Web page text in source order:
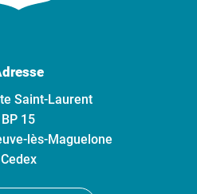
Saint-Laurent
BP 15
lès-Maguelone
Cedex